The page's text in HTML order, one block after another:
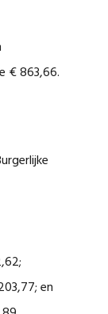
€ 863,66.
en